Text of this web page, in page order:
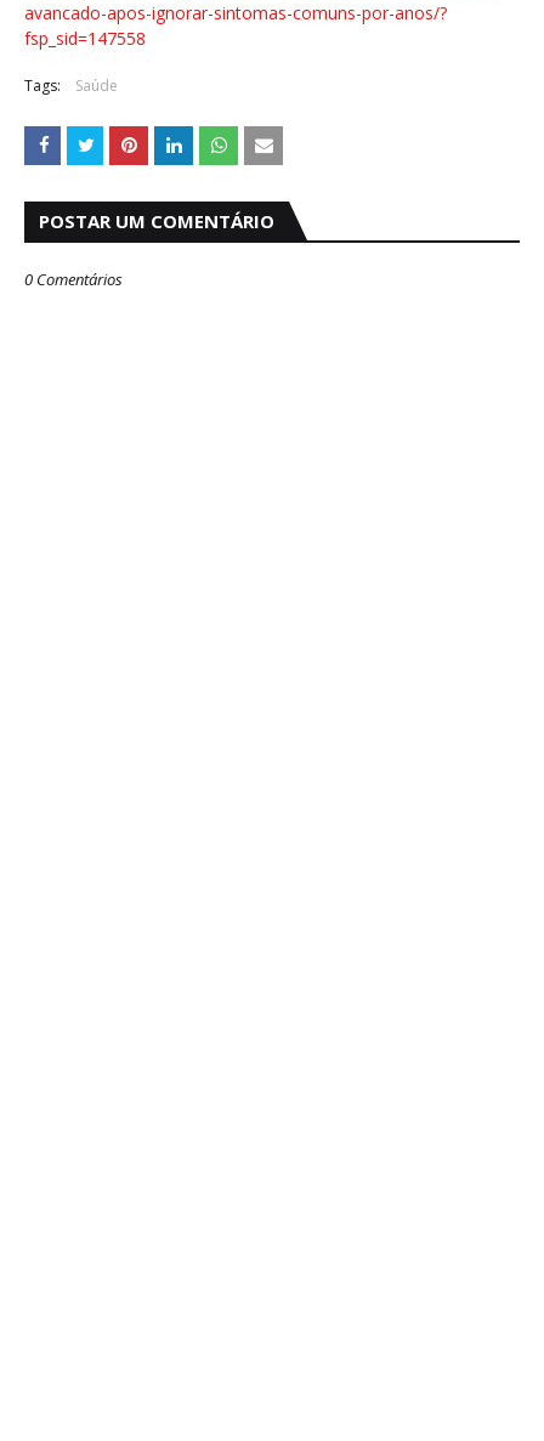
avancado-apos-ignorar-sintomas-comuns-por-anos/?
fsp_sid=147558
Tags: Saúde
POSTAR UM COMENTÁRIO
0 Comentários